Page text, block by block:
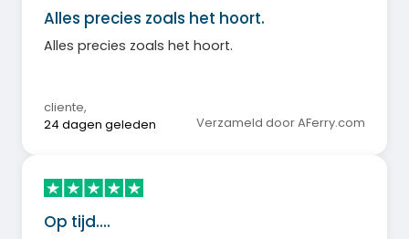
Alles precies zoals het hoort.
Alles precies zoals het hoort.
cliente,
24 dagen geleden
Verzameld door AFerry.com
Op tijd....